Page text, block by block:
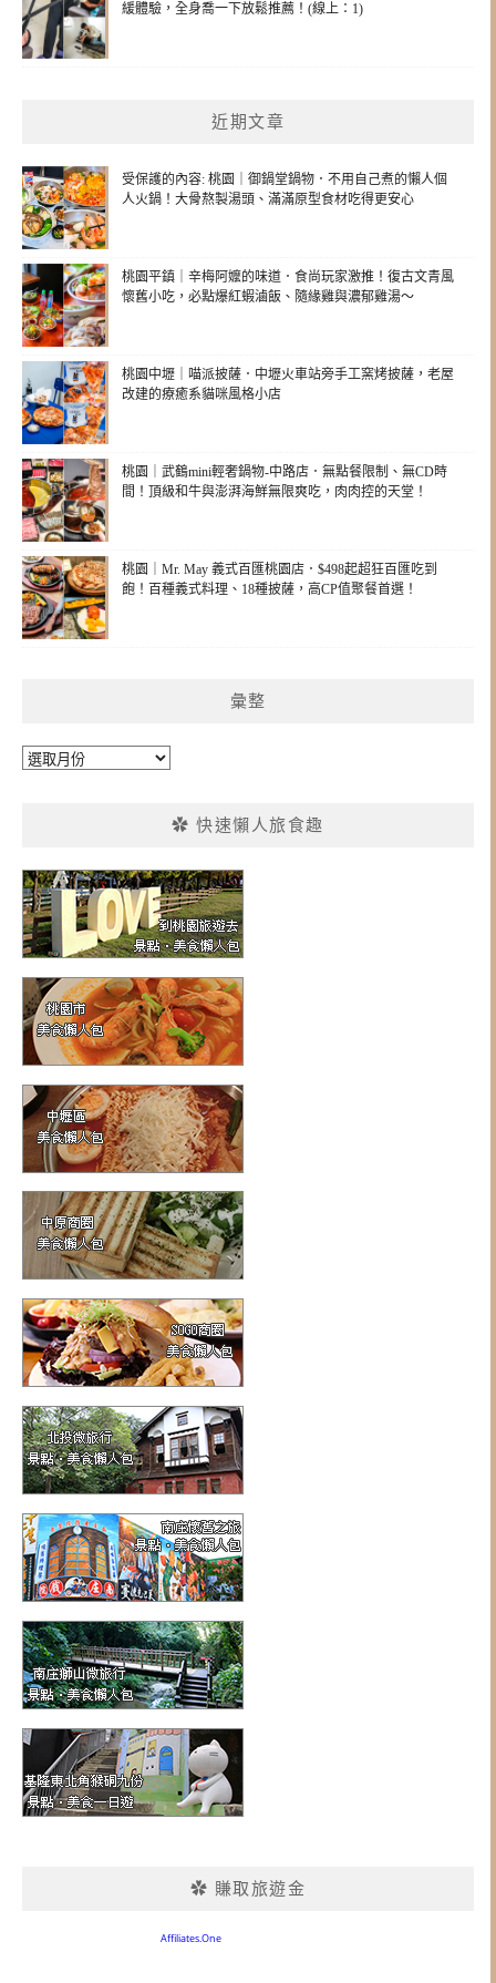
緩體驗，全身喬一下放鬆推薦！(線上：1)
近期文章
受保護的內容: 桃園｜御鍋堂鍋物．不用自己煮的懶人個
人火鍋！大骨熬製湯頭、滿滿原型食材吃得更安心
桃園平鎮｜辛梅阿嬤的味道．食尚玩家激推！復古文青風
懷舊小吃，必點爆紅蝦滷飯、隨緣雞與濃郁雞湯～
桃園中壢｜喵派披薩．中壢火車站旁手工窯烤披薩，老屋
改建的療癒系貓咪風格小店
桃園｜武鶴mini輕奢鍋物-中路店．無點餐限制、無CD時
間！頂級和牛與澎湃海鮮無限爽吃，肉肉控的天堂！
桃園｜Mr. May 義式百匯桃園店．$498起超狂百匯吃到
飽！百種義式料理、18種披薩，高CP值聚餐首選！
彙整
彙
✿ 快速懶人旅食趣
✿ 賺取旅遊金